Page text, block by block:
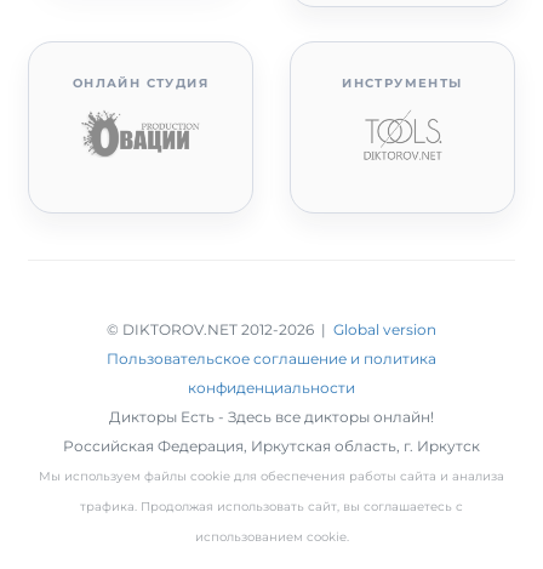
ОНЛАЙН СТУДИЯ ИНСТРУМЕНТЫ
© DIKTOROV.NET 2012-2026 | Global version
Пользовательское соглашение и политика
конфиденциальности
Дикторы Есть - Здесь все дикторы онлайн!
Российская Федерация, Иркутская область, г. Иркутск
Мы используем файлы cookie для обеспечения работы сайта и анализа
трафика. Продолжая использовать сайт, вы соглашаетесь с
использованием cookie.